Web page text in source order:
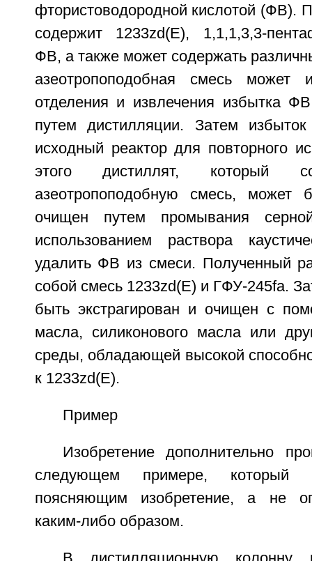
фтористоводородной кислотой (ФВ).
содержит 1233zd(E), 1,1,1,3,3-
ФВ, а также может содержать
азеотропоподобная смесь может
отделения и извлечения избытка
путем дистилляции. Затем
исходный реактор для повторного
этого дистиллят, который
азеотропоподобную смесь, может
очищен путем промывания
использованием раствора
удалить ФВ из смеси. Полученный
собой смесь 1233zd(E) и ГФУ-245fa.
быть экстрагирован и очищен с
масла, силиконового масла или
среды, обладающей высокой
к 1233zd(E).
Пример
Изобретение дополнительно
следующем примере, который
поясняющим изобретение, а не
каким-либо образом.